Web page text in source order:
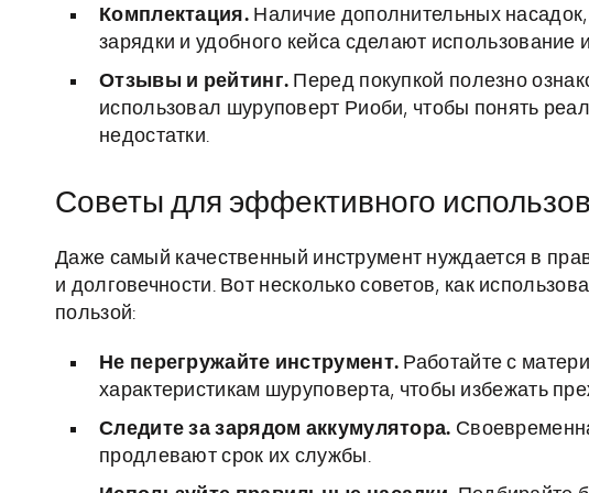
Комплектация.Наличие дополнительных
зарядки и удобного кейса сделают
Отзывы и рейтинг. Перед покупкой полезно
использовал шуруповерт Риоби, чтобы понять
недостатки.
Советы для эффективного
Даже самый качественный инструмент нуждается в
и долговечности. Вот несколько советов, как
пользой:
Не перегружайте инструмент. Работайте с
характеристикам шуруповерта, чтобы избежать
Следите за зарядом аккумулятора.
продлевают срок их службы.